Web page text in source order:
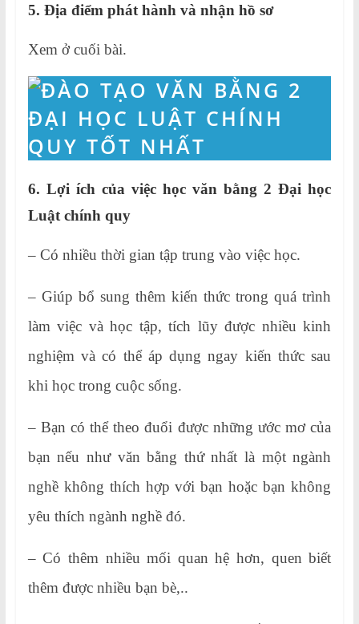
5. Địa điểm phát hành và nhận hồ sơ
Xem ở cuối bài.
6. Lợi ích của việc học văn bằng 2 Đại học
Luật chính quy
– Có nhiều thời gian tập trung vào việc học.
– Giúp bổ sung thêm kiến thức trong quá trình
làm việc và học tập, tích lũy được nhiều kinh
nghiệm và có thể áp dụng ngay kiến thức sau
khi học trong cuộc sống.
– Bạn có thể theo đuổi được những ước mơ của
bạn nếu như văn bằng thứ nhất là một ngành
nghề không thích hợp với bạn hoặc bạn không
yêu thích ngành nghề đó.
– Có thêm nhiều mối quan hệ hơn, quen biết
thêm được nhiều bạn bè,..